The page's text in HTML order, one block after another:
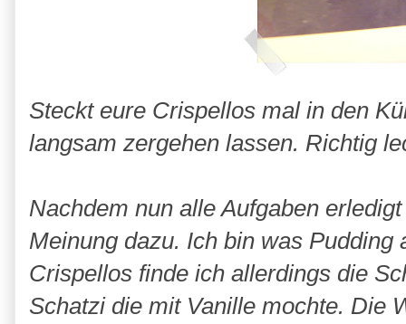
Steckt eure Crispellos mal in den
langsam zergehen lassen. Richtig
Nachdem nun alle Aufgaben
Meinung dazu. Ich bin was
Crispellos finde ich allerdings die
Schatzi die mit Vanille mochte. Die